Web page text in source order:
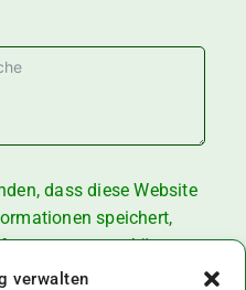
verwalten
dass diese Website
speichert,
antworten können.